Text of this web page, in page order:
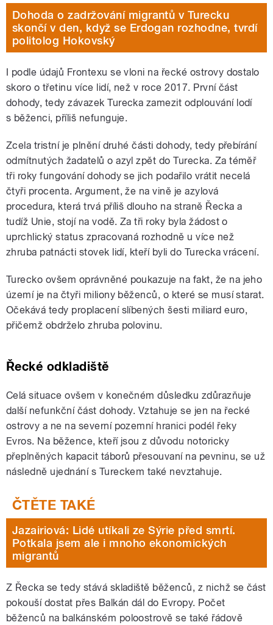
Dohoda o zadržování migrantů v Turecku
skončí v den, když se Erdogan rozhodne, tvrdí
politolog Hokovský
I podle údajů Frontexu se vloni na řecké ostrovy dostalo
skoro o třetinu více lidí, než v roce 2017. První část
dohody, tedy závazek Turecka zamezit odplouvání lodí
s běženci, příliš nefunguje.
Zcela tristní je plnění druhé části dohody, tedy přebírání
odmítnutých žadatelů o azyl zpět do Turecka. Za téměř
tři roky fungování dohody se jich podařilo vrátit necelá
čtyři procenta. Argument, že na vině je azylová
procedura, která trvá příliš dlouho na straně Řecka a
tudíž Unie, stojí na vodě. Za tři roky byla žádost o
uprchlický status zpracovaná rozhodně u více než
zhruba patnácti stovek lidí, kteří byli do Turecka vrácení.
Turecko ovšem oprávněné poukazuje na fakt, že na jeho
území je na čtyři miliony běženců, o které se musí starat.
Očekává tedy proplacení slíbených šesti miliard euro,
přičemž obdrželo zhruba polovinu.
Řecké odkladiště
Celá situace ovšem v konečném důsledku zdůrazňuje
další nefunkční část dohody. Vztahuje se jen na řecké
ostrovy a ne na severní pozemní hranici podél řeky
Evros. Na běžence, kteří jsou z důvodu notoricky
přeplněných kapacit táborů přesouvaní na pevninu, se už
následně ujednání s Tureckem také nevztahuje.
Jazairiová: Lidé utíkali ze Sýrie před smrtí.
Potkala jsem ale i mnoho ekonomických
migrantů
Z Řecka se tedy stává skladiště běženců, z nichž se část
pokouší dostat přes Balkán dál do Evropy. Počet
běženců na balkánském poloostrově se také řádově